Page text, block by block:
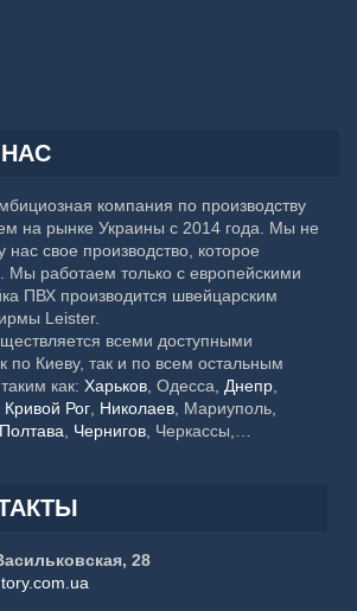
компания по производству
на рынке Украины с 2014 года. Мы не
свое производство, которое
Мы работаем только с европейскими
ПВХ производится швейцарским
Leister.
всеми доступными
по Киеву, так и по всем остальным
как: Харьков , Одесса, Днепр
Кривой Рог Николаев , Мариуполь,
Полтава Чернигов , Черкассы,
Церковь, Краматорск, Мелитополь,
Никополь, Бердянск, Бровары,
28